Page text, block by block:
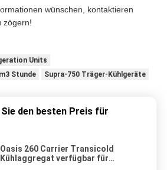
wünschen, kontaktieren
zögern!
Units
Stunde
Supra-750 Träger-Kühlgeräte
Sie den besten Preis für
Oasis 260 Carrier Transicold
Kühlaggregat verfügbar für